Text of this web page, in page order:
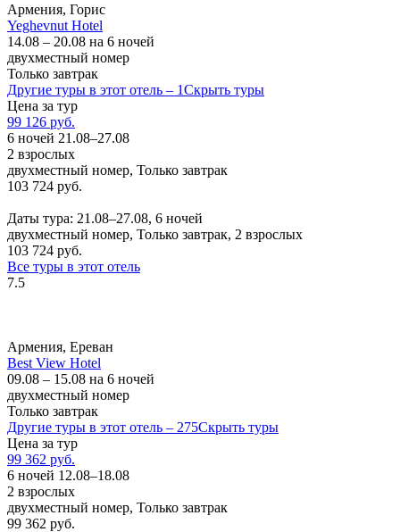
Армения, Горис
Yeghevnut Hotel
14.08 – 20.08 на 6 ночей
двухместный номер
Только завтрак
Другие туры в этот отель – 1Скрыть туры
Цена за тур
99 126 руб.
6 ночей 21.08–27.08
2 взрослых
двухместный номер, Только завтрак
103 724 руб.
Даты тура: 21.08–27.08, 6 ночей
двухместный номер, Только завтрак, 2 взрослых
103 724 руб.
Все туры в этот отель
7.5
Армения, Ереван
Best View Hotel
09.08 – 15.08 на 6 ночей
двухместный номер
Только завтрак
Другие туры в этот отель – 275Скрыть туры
Цена за тур
99 362 руб.
6 ночей 12.08–18.08
2 взрослых
двухместный номер, Только завтрак
99 362 руб.